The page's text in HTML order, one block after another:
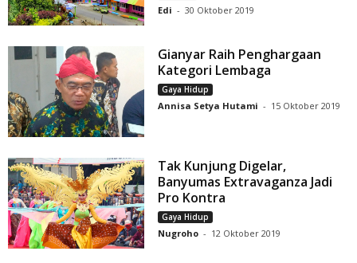
Edi - 30 Oktober 2019
Gianyar Raih Penghargaan
Kategori Lembaga
Gaya Hidup
Annisa Setya Hutami - 15 Oktober 2019
Tak Kunjung Digelar,
Banyumas Extravaganza Jadi
Pro Kontra
Gaya Hidup
Nugroho - 12 Oktober 2019